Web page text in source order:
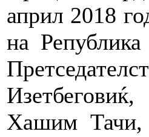
април 2018
на
Хашим Тачи,